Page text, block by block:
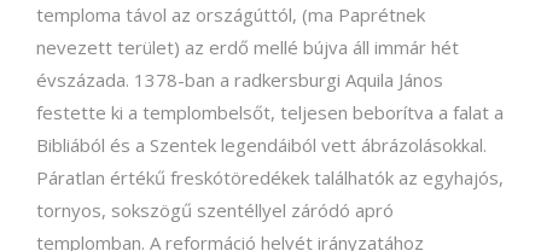
temploma távol az országúttól, (ma Paprétnek
nevezett terület) az erdő mellé bújva áll immár hét
évszázada. 1378-ban a radkersburgi Aquila János
festette ki a templombelsőt, teljesen beborítva a falat a
Bibliából és a Szentek legendáiból vett ábrázolásokkal.
Páratlan értékű freskótöredékek találhatók az egyhajós,
tornyos, sokszögű szentéllyel záródó apró
templomban. A reformáció helvét irányzatához